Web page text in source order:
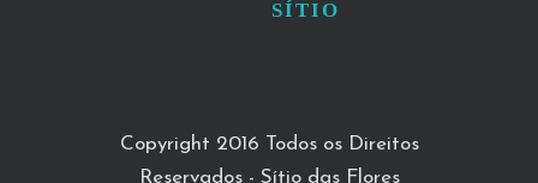
SÍTIO
Copyright 2016 Todos os Direitos
Reservados - Sítio das Flores